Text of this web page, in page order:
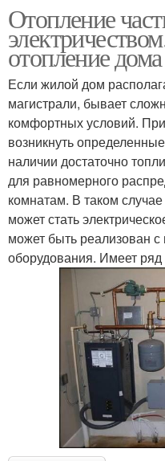
Отопление
отопление дома
Если жилой дом
магистрали, бывает
комфортных условий.
возникнуть
наличии достаточно
для равномерного
комнатам. В таком
может стать
может быть реализован
оборудования. Имеет